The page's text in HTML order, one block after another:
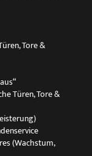
Tore &
Türen, Tore &
(Wachstum,